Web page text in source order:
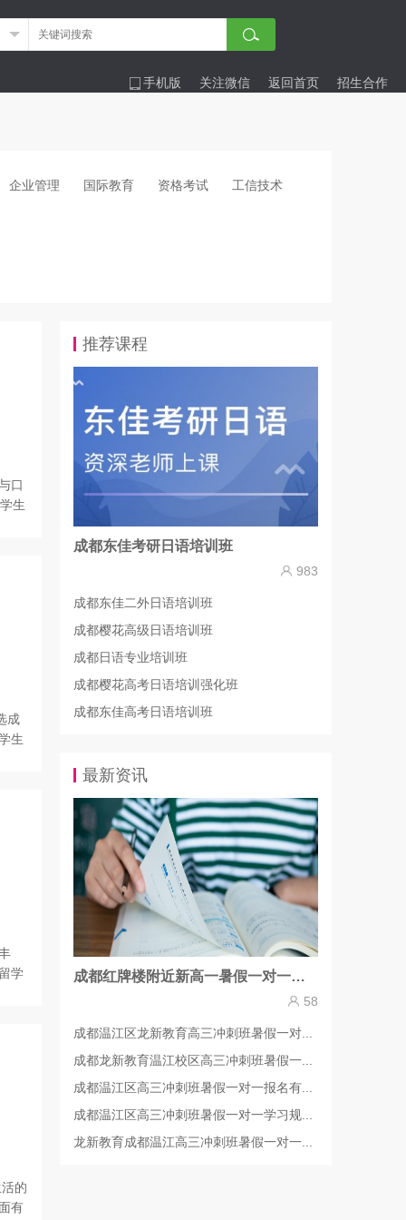
招生合作
手机版 关注微信 返回首页
企业管理 国际教育 资格考试 工信技术
口
生
成
生
学
的
有
推荐课程
成都东佳考研日语培训班
983
成都东佳二外日语培训班
成都樱花高级日语培训班
成都日语专业培训班
成都樱花高考日语培训强化班
成都东佳高考日语培训班
最新资讯
成都红牌楼附近新高一暑假一对一辅导哪里效果好？
58
成都温江区龙新教育高三冲刺班暑假一对...
成都龙新教育温江校区高三冲刺班暑假一...
成都温江区高三冲刺班暑假一对一报名有...
成都温江区高三冲刺班暑假一对一学习规...
龙新教育成都温江高三冲刺班暑假一对一...